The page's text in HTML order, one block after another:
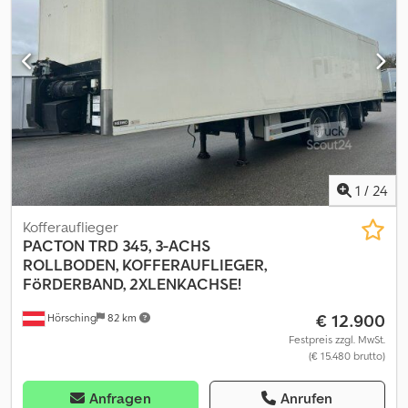
langer Überhang ) Innen: Laufschienen-System Innen-Maße:
14.90x2.45x2.50 (ohne Laufband 2.77m hoch) Technik: SEW-
Antrieb SAF Achsen Zustand: gut ?feature=share Sicherheit
Scheibenbremse Sonstiges Papierschienen im Boden *
Zentralschmierung Dkedpfx Anezklvvsker Diverses
Gebrauchtfahrzeug
1 / 24
Hörsching 82 km
Kofferauflieger
PACTON TRD 345, 3-ACHS
ROLLBODEN, KOFFERAUFLIEGER,
FöRDERBAND, 2XLENKACHSE!
€ 12.900
Festpreis zzgl. MwSt.
(€ 15.480 brutto)
Anfragen Anrufen